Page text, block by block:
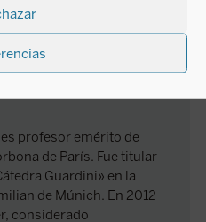
profesor emérito de
de París. Fue titular
Guardini» en la
de Múnich. En 2012
considerado